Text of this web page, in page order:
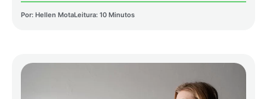
Por: Hellen MotaLeitura: 10 Minutos